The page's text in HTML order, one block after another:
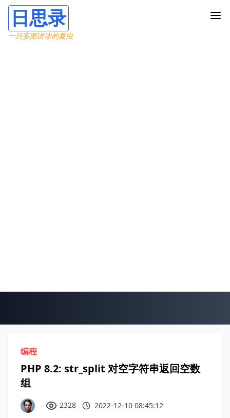
日思录
一只妄图语冰的夏虫
编程
PHP 8.2: str_split 对空字符串返回空数
组
2328 2022-12-10 08:45:12